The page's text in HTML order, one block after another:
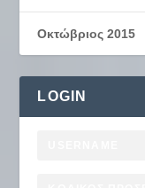
Οκτώβριος 2015
LOGIN